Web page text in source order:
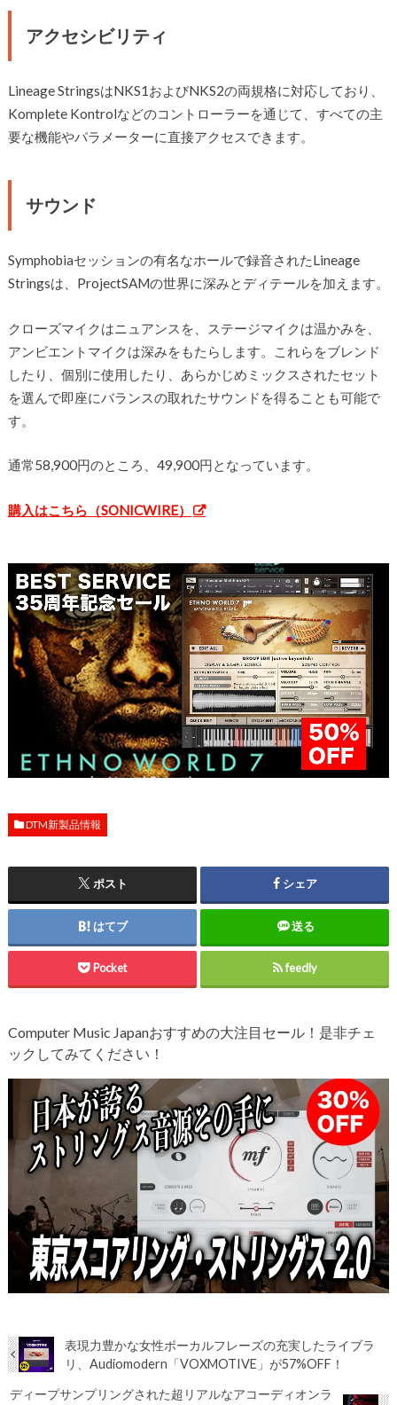
アクセシビリティ
Lineage StringsはNKS1およびNKS2の両規格に対応しており、
Komplete Kontrolなどのコントローラーを通じて、すべての主
要な機能やパラメーターに直接アクセスできます。
サウンド
Symphobiaセッションの有名なホールで録音されたLineage
Stringsは、ProjectSAMの世界に深みとディテールを加えます。
クローズマイクはニュアンスを、ステージマイクは温かみを、
アンビエントマイクは深みをもたらします。これらをブレンド
したり、個別に使用したり、あらかじめミックスされたセット
を選んで即座にバランスの取れたサウンドを得ることも可能で
す。
通常58,900円のところ、49,900円となっています。
購入はこちら（SONICWIRE）
DTM新製品情報
ポスト シェア
はてブ 送る
Pocket feedly
Computer Music Japanおすすめの大注目セール！是非チェ
ックしてみてください！
表現力豊かな女性ボーカルフレーズの充実したライブラ
リ、Audiomodern「VOXMOTIVE」が57%OFF！
ディープサンプリングされた超リアルなアコーディオンラ